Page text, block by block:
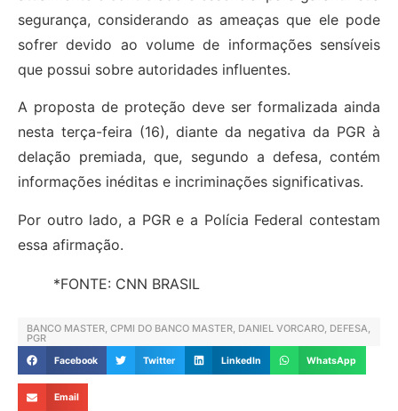
segurança, considerando as ameaças que ele pode
sofrer devido ao volume de informações sensíveis
que possui sobre autoridades influentes.
A proposta de proteção deve ser formalizada ainda
nesta terça-feira (16), diante da negativa da PGR à
delação premiada, que, segundo a defesa, contém
informações inéditas e incriminações significativas.
Por outro lado, a PGR e a Polícia Federal contestam
essa afirmação.
*FONTE: CNN BRASIL
BANCO MASTER, CPMI DO BANCO MASTER, DANIEL VORCARO, DEFESA,
PGR
Facebook Twitter LinkedIn WhatsApp
Email